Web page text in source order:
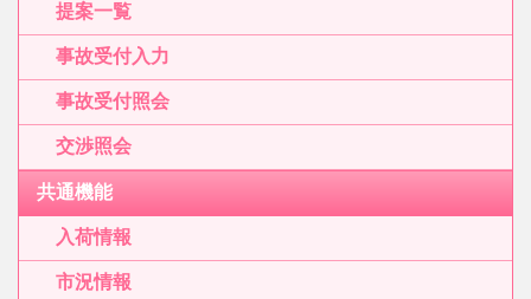
提案一覧
事故受付入力
事故受付照会
交渉照会
共通機能
入荷情報
市況情報